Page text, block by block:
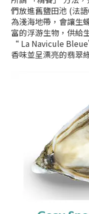
們放進舊鹽田池 (法
為淺海地帶，會讓生
富的浮游生物，供給
“ La Navicule
香味並呈漂亮的翡翠